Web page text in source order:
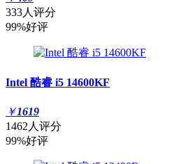
333人评分
99%好评
Intel 酷睿 i5 14600KF
￥1619
1462人评分
99%好评